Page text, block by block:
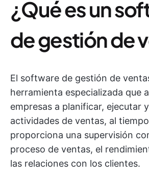
¿Qué es un
de gestión de
El software de gestión de
herramienta especializada que
empresas a planificar, ejecutar
actividades de ventas, al
proporciona una supervisión
proceso de ventas, el
las relaciones con los clientes.